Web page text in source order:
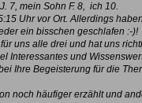
7, mein Sohn F. 8, ich 10.
Uhr vor Ort. Allerdings
ein bisschen geschlafen :-)!
uns alle drei und hat uns
Interessantes und
Ihre Begeisterung für die
noch häufiger erzählt und